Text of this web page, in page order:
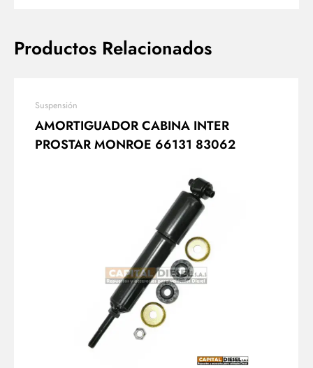
Productos Relacionados
Suspensión
AMORTIGUADOR CABINA INTER
PROSTAR MONROE 66131 83062